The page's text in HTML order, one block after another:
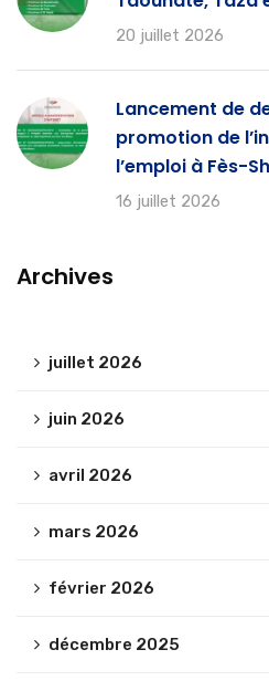
20 juillet 2026
Lancement de
promotion de
l’emploi à Fès-
16 juillet 2026
Archives
juillet 2026
juin 2026
avril 2026
mars 2026
février 2026
décembre 2025